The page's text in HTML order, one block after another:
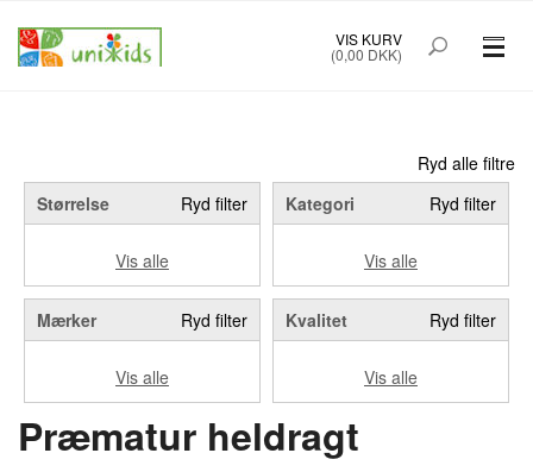
VIS KURV
(0,00 DKK)
BABYUDSTYR
MÆRKER
FORSIDE OM UNIK KIDS
INFO
Ryd alle filtre
Størrelse
Ryd filter
Vis alle
Kategori Ryd filter
Vis alle
Mærker Ryd filter
Vis alle
Kvalitet Ryd filter
Vis alle
Præmatur heldragt